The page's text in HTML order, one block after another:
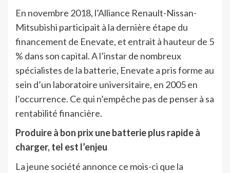
En novembre 2018, l’Alliance Renault-Nissan-
Mitsubishi participait à la dernière étape du
financement de Enevate, et entrait à hauteur de 5
% dans son capital. A l’instar de nombreux
spécialistes de la batterie, Enevate a pris forme au
sein d’un laboratoire universitaire, en 2005 en
l’occurrence. Ce qui n’empêche pas de penser à sa
rentabilité financière.
Produire à bon prix une batterie plus rapide à
charger, tel est l’enjeu
La jeune société annonce ce mois-ci que la